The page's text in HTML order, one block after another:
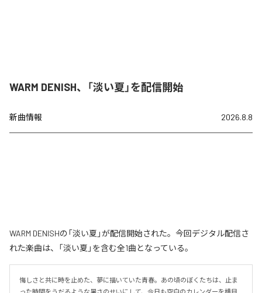
WARM DENISH、「淡い夏」を配信開始
新曲情報 2026.8.8
WARM DENISHの「淡い夏」が配信開始された。今回デジタル配信さ
れた楽曲は、「淡い夏」を含む全1曲となっている。
悔しさと共に時を止めた、夢に描いていた青春。あの頃のぼくたちは、止ま
った時間をうだるような暑さのせいにして、今日も空白のカレンダーを横目